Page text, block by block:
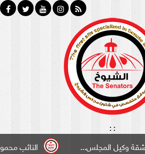
:
:
النائب محمود سامي
المجلس...